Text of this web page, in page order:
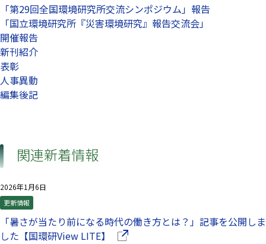
「第29回全国環境研究所交流シンポジウム」報告
「国立環境研究所『災害環境研究』報告交流会」
開催報告
新刊紹介
表彰
人事異動
編集後記
関連新着情報
2026年1月6日
更新情報
「暑さが当たり前になる時代の働き方とは？」記事を公開しま
した【国環研View LITE】
（別ウインドウで開きます）